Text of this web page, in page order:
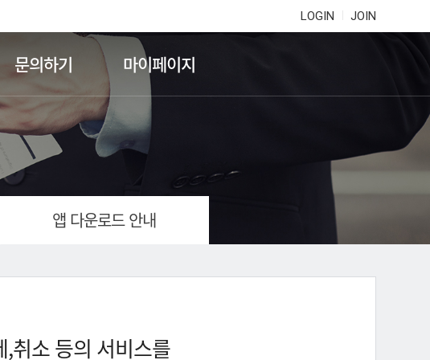
LOGIN JOIN
문의하기 마이페이지
앱 다운로드 안내
취소 등의 서비스를